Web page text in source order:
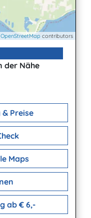
OpenStreetMap contributors
der Nähe
Preise
Maps
ab € 6,-